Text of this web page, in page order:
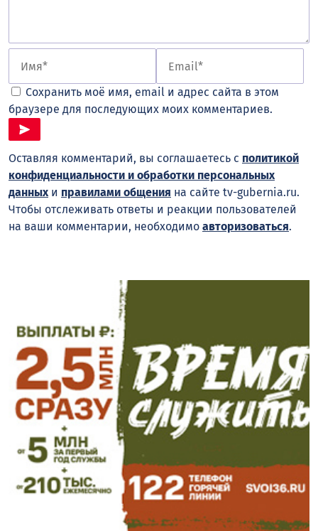
Сохранить моё имя, email и адрес сайта в этом
браузере для последующих моих комментариев.
Оставляя комментарий, вы соглашаетесь с политикой
конфиденциальности и обработки персональных
данныхи правилами общения на сайте tv-gubernia.ru.
Чтобы отслеживать ответы и реакции пользователей
на ваши комментарии, необходимо авторизоваться.